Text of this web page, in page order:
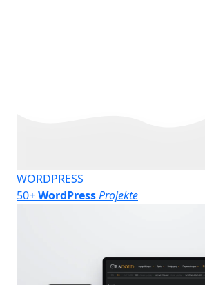
WORDPRESS
50+WordPressProjekte